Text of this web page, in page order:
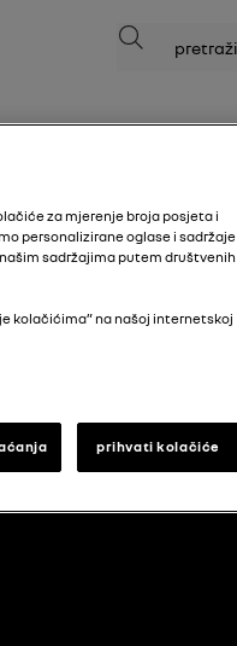
Pretraživanje
za mjerenje broja posjeta i
personalizirane oglase i sadržaje
sadržajima putem društvenih
kolačićima” na našoj internetskoj
prihvati kolačiće